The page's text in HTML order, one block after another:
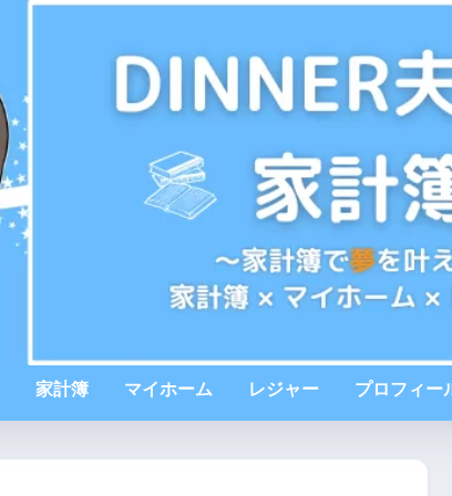
家計簿 マイホーム レジャー プロフィー